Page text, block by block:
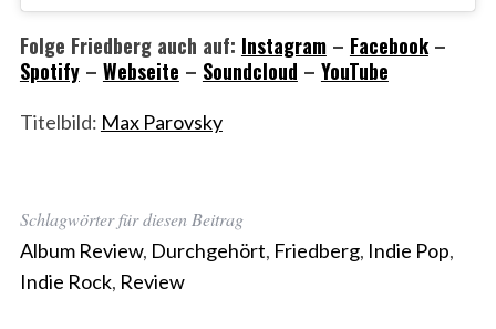
Folge Friedberg auch auf: Instagram– Facebook–
Spotify– Webseite – Soundcloud – YouTube
Titelbild: Max Parovsky
Schlagwörter für diesen Beitrag
Album Review, Durchgehört, Friedberg, Indie Pop,
Indie Rock, Review